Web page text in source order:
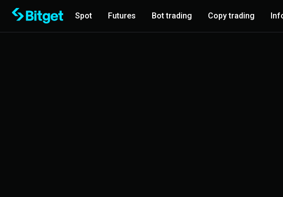
Spot Futures Bot trading Copy trading